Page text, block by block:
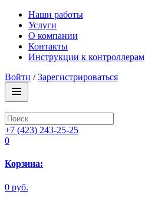
Наши работы
Услуги
О компании
Контакты
Инструкции к контроллерам
Войти /Зарегистрироваться
+7 (423) 243-25-25
0
Корзина:
0 руб.